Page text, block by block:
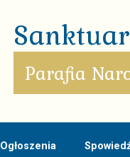
Parafia
Ogłoszenia